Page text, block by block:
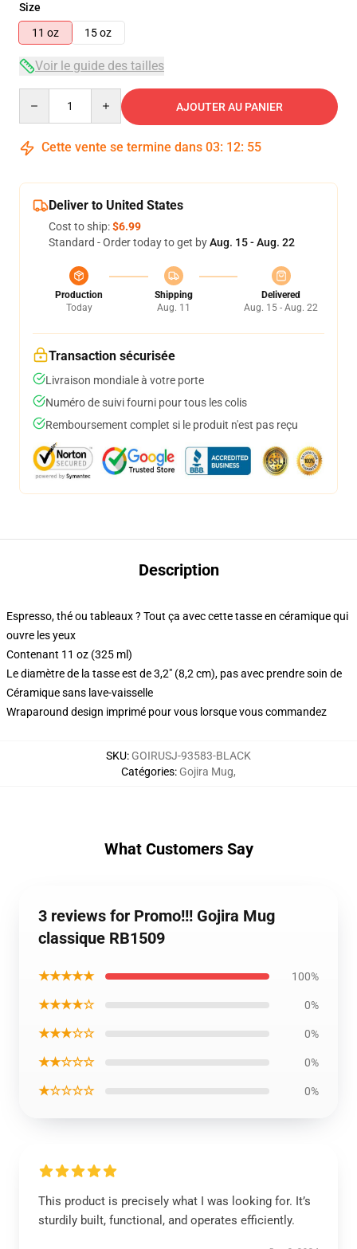
Size
11 oz
15 oz
Voir le guide des tailles
AJOUTER AU PANIER
Cette vente se termine dans 03: 12: 54
Deliver to United States
Cost to ship:$6.99
Standard - Order today to get byAug. 15 - Aug. 22
Production
Today
Shipping
Aug. 11
Delivered
Aug. 15 - Aug. 22
Transaction sécurisée
Livraison mondiale à votre porte
Numéro de suivi fourni pour tous les colis
Remboursement complet si le produit n'est pas reçu
Description
Espresso, thé ou tableaux ? Tout ça avec cette tasse en céramique qui
ouvre les yeux
Contenant 11 oz (325 ml)
Le diamètre de la tasse est de 3,2" (8,2 cm), pas avec prendre soin de
Céramique sans lave-vaisselle
Wraparound design imprimé pour vous lorsque vous commandez
SKU: GOIRUSJ-93583-BLACK
Catégories: Gojira Mug,
What Customers Say
3 reviews for Promo!!! Gojira Mug
classique RB1509
★★★★★ 100%
★★★★☆ 0%
★★★☆☆ 0%
★★☆☆☆ 0%
★☆☆☆☆ 0%
This product is precisely what I was looking for. It’s
sturdily built, functional, and operates efficiently.